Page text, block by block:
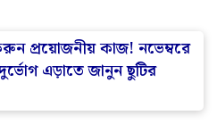
প্রয়োজনীয় কাজ! নভেম্বরে
এড়াতে জানুন ছুটির